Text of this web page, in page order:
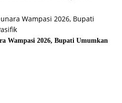
Wampasi 2026, Bupati Umumkan